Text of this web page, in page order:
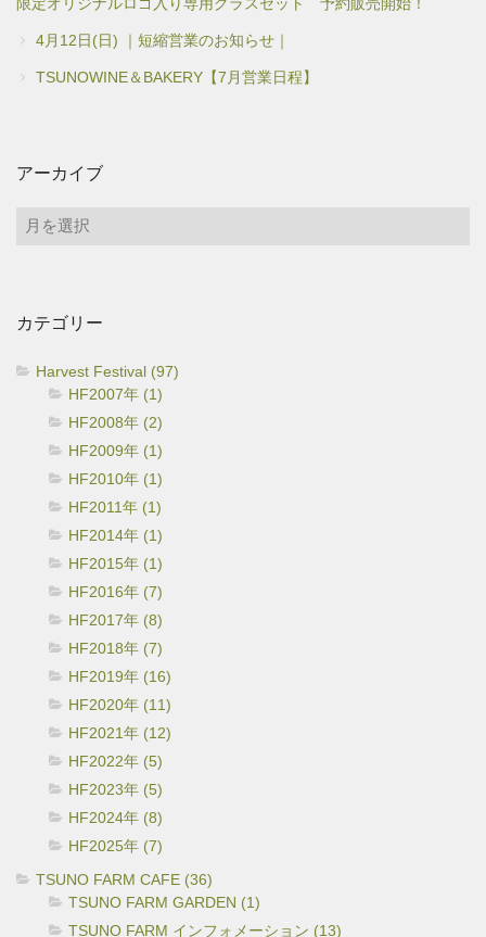
4月12日(日) ｜短縮営業のお知らせ｜
TSUNOWINE＆BAKERY【7月営業日程】
アーカイブ
ア
ブ
カテゴリー
Harvest Festival (97)
HF2007年 (1)
HF2008年 (2)
HF2009年 (1)
HF2010年 (1)
HF2011年 (1)
HF2014年 (1)
HF2015年 (1)
HF2016年 (7)
HF2017年 (8)
HF2018年 (7)
HF2019年 (16)
HF2020年 (11)
HF2021年 (12)
HF2022年 (5)
HF2023年 (5)
HF2024年 (8)
HF2025年 (7)
TSUNO FARM CAFE (36)
TSUNO FARM GARDEN (1)
TSUNO FARM インフォメーション (13)